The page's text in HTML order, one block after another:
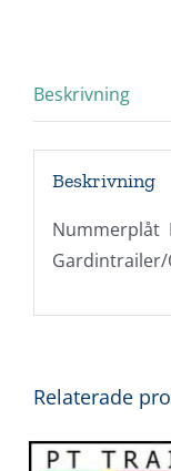
Beskrivning
Beskrivning
Nummerplåt
Relaterade